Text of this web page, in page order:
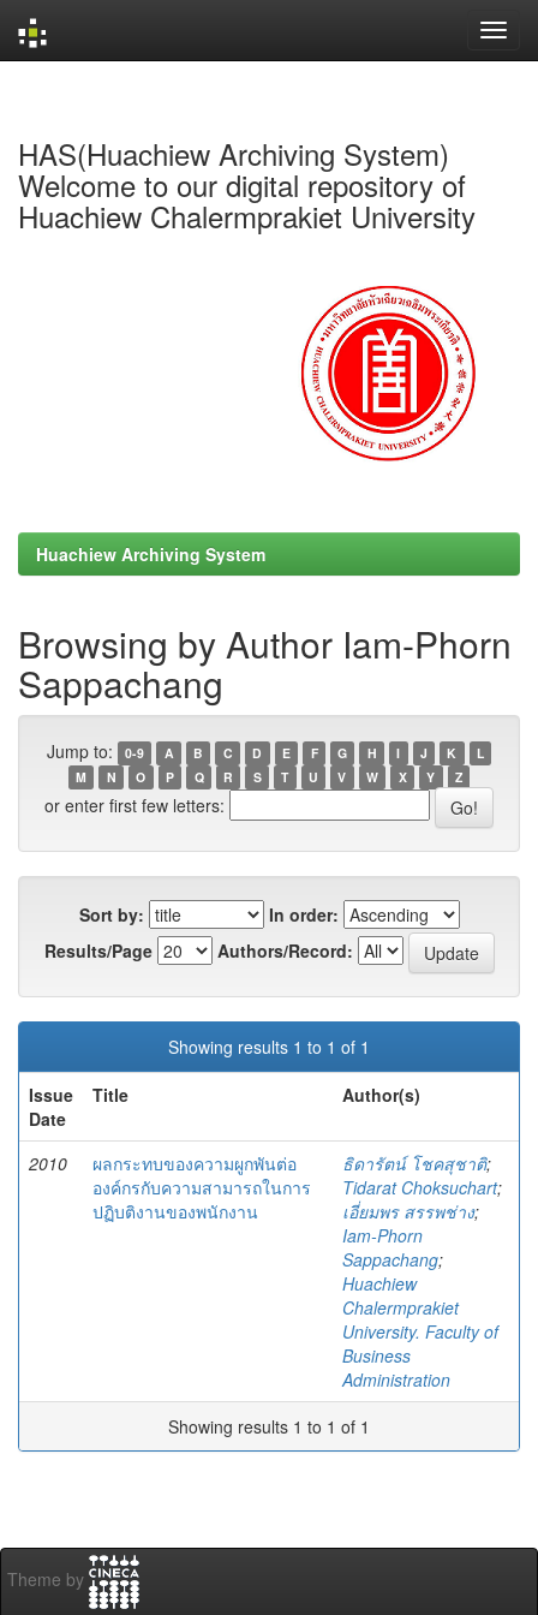
HAS(Huachiew Archiving System)
Welcome to our digital repository of
Huachiew Chalermprakiet University
Huachiew Archiving System
Browsing by Author Iam-Phorn
Sappachang
Jump to: 0-9 A B C D E F G H I J K
L
M
N O P Q R S T U V W X Y Z
or enter first few letters:
Sort by:
In order:
Results/Page
Authors/Record:
Showing results 1 to 1 of 1
Issue
Date
Title Author(s)
2010
ผลกระทบของความผูกพันต่อ
องค์กรกับความสามารถในการ
ปฏิบติงานของพนักงาน
ธิดารัตน์ โชคสุชาติ;
Tidarat Choksuchart;
เอี่ยมพร สรรพช่าง;
Iam-Phorn
Sappachang;
Huachiew
Chalermprakiet
University. Faculty of
Business
Administration
Showing results 1 to 1 of 1
Theme by